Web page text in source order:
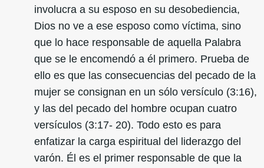
involucra a su esposo en su desobediencia,
Dios no ve a ese esposo como víctima, sino
que lo hace responsable de aquella Palabra
que se le encomendó a él primero. Prueba de
ello es que las consecuencias del pecado de la
mujer se consignan en un sólo versículo (3:16),
y las del pecado del hombre ocupan cuatro
versículos (3:17- 20). Todo esto es para
enfatizar la carga espiritual del liderazgo del
varón. Él es el primer responsable de que la